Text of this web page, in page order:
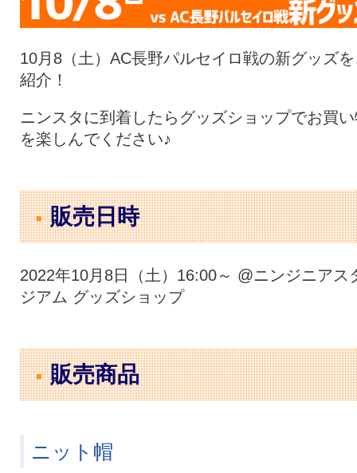
10月8（土）AC長野パルセイロ戦の新グッズ
紹介！
ニンスタに到着したらグッズショップでお買
を楽しんでください♪
販売日時
2022年10月8日（土）16:00～ @ニンジニアス
ジアム グッズショップ
販売商品
ニット帽